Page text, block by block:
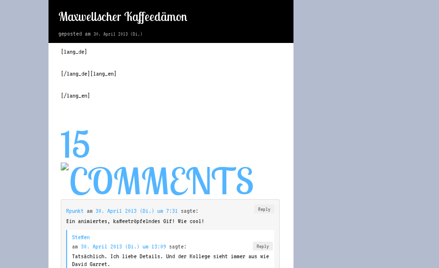
Maxwellscher Kaffeedämon
geposted am 30. April 2013 (Di.)
[lang_de]
[/lang_de][lang_en]
[/lang_en]
15
Rpunkt am 30. April 2013 (Di.) um 7:31 sagte: Reply
Ein animiertes, kaffeetröpfelndes Gif! Wie cool!
Steffen
am 30. April 2013 (Di.) um 13:09 sagte: Reply
Tatsächlich. Ich liebe Details. Und der Kollege sieht immer aus wie
David Garret.